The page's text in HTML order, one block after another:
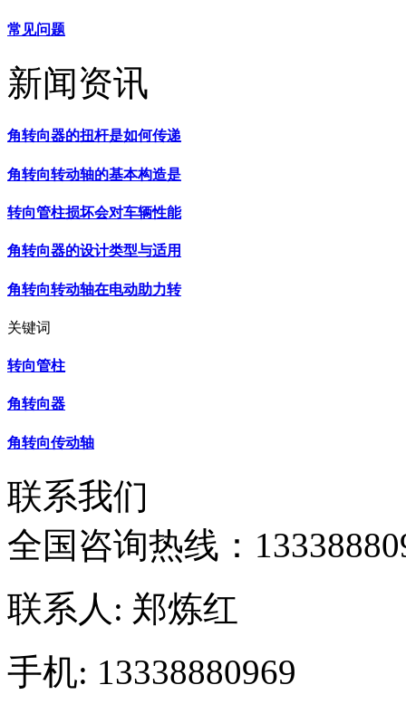
常见问题
新闻资讯
角转向器的扭杆是如何传递
角转向转动轴的基本构造是
转向管柱损坏会对车辆性能
角转向器的设计类型与适用
角转向转动轴在电动助力转
关键词
转向管柱
角转向器
角转向传动轴
联系我们
全国咨询热线：
联系人: 郑炼红
手机: 13338880969